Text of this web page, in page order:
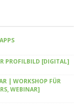
PROFILBILD [DIGITAL]
| WORKSHOP FÜR
WEBINAR]